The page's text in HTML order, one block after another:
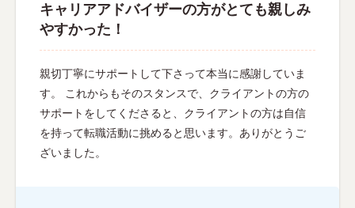
キャリアアドバイザーの方がとても親しみ
やすかった！
親切丁寧にサポートして下さって本当に感謝していま
す。 これからもそのスタンスで、クライアントの方の
サポートをしてくださると、クライアントの方は自信
を持って転職活動に挑めると思います。ありがとうご
ざいました。